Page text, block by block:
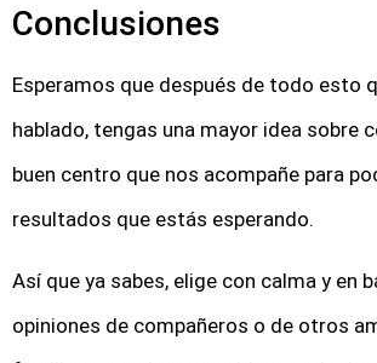
Conclusiones
Esperamos que después de todo esto
hablado, tengas una mayor idea sobre
buen centro que nos acompañe para
resultados que estás esperando.
Así que ya sabes, elige con calma y en
opiniones de compañeros o de otros